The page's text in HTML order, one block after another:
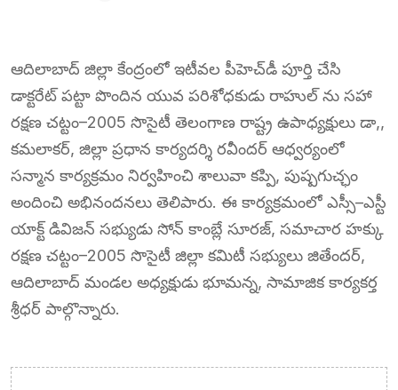
ఆదిలాబాద్ జిల్లా కేంద్రంలో ఇటీవల పీహెచ్‌డీ పూర్తి చేసి
డాక్టరేట్ పట్టా పొందిన యువ పరిశోధకుడు రాహుల్‌ ను సహా
రక్షణ చట్టం–2005 సొసైటీ తెలంగాణ రాష్ట్ర ఉపాధ్యక్షులు డా,,
కమలాకర్, జిల్లా ప్రధాన కార్యదర్శి రవీందర్ ఆధ్వర్యంలో
సన్మాన కార్యక్రమం నిర్వహించి శాలువా కప్పి, పుష్పగుచ్ఛం
అందించి అభినందనలు తెలిపారు. ఈ కార్యక్రమంలో ఎస్సీ–ఎస్టీ
యాక్ట్ డివిజన్ సభ్యుడు సోన్ కాంబ్లే సూరజ్, సమాచార హక్కు
రక్షణ చట్టం–2005 సొసైటీ జిల్లా కమిటీ సభ్యులు జితేందర్,
ఆదిలాబాద్ మండల అధ్యక్షుడు భూమన్న, సామాజిక కార్యకర్త
శ్రీధర్ పాల్గొన్నారు.